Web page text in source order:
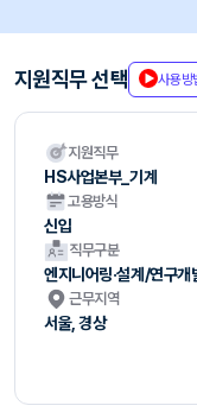
지원직무 선택 사용방
지원직무
HS사업본부_기계
고용방식
신입
직무구분
엔지니어링·설계/연구개
근무지역
서울, 경상